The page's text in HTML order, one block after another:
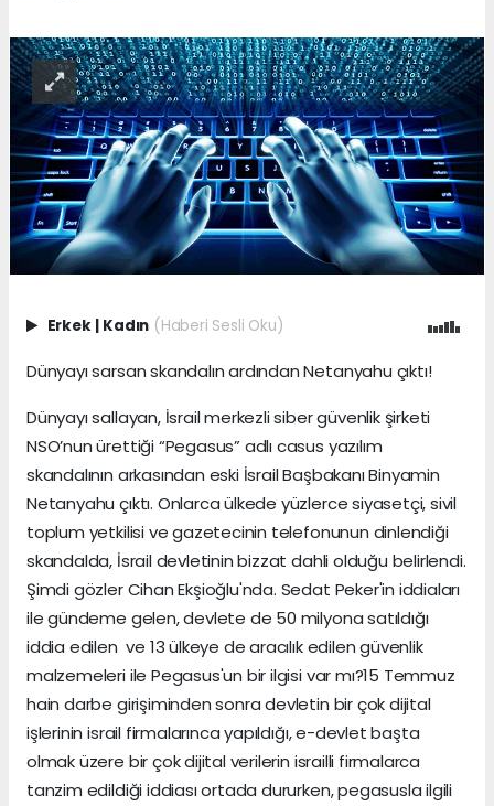
Erkek Kadın (Haberi Sesli Oku)
Dünyayı sarsan skandalın ardından Netanyahu çıktı!
Dünyayı sallayan, İsrail merkezli siber güvenlik şirketi
NSO’nun ürettiği “Pegasus” adlı casus yazılım
skandalının arkasından eski İsrail Başbakanı Binyamin
Netanyahu çıktı. Onlarca ülkede yüzlerce siyasetçi, sivil
toplum yetkilisi ve gazetecinin telefonunun dinlendiği
skandalda, İsrail devletinin bizzat dahli olduğu belirlendi.
Şimdi gözler Cihan Ekşioğlu'nda. Sedat Peker'in iddiaları
ile gündeme gelen, devlete de 50 milyona satıldığı
iddia edilen ve 13 ülkeye de aracılık edilen güvenlik
malzemeleri ile Pegasus'un bir ilgisi var mı?15 Temmuz
hain darbe girişiminden sonra devletin bir çok dijital
işlerinin israil firmalarınca yapıldığı, e-devlet başta
olmak üzere bir çok dijital verilerin israilli firmalarca
tanzim edildiği iddiası ortada dururken, pegasusla ilgili